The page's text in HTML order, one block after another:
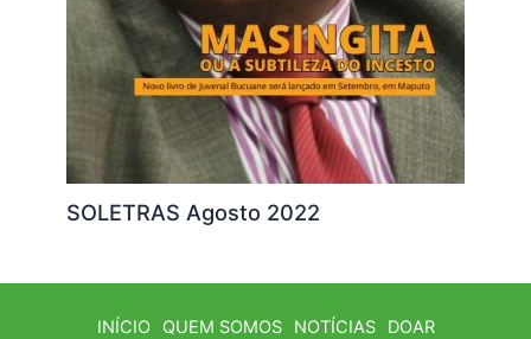
SOLETRAS Agosto 2022
INÍCIO QUEM SOMOS NOTÍCIAS DOAR